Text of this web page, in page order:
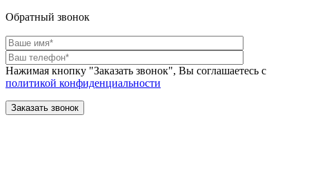
Обратный звонок
Нажимая кнопку "Заказать звонок", Вы соглашаетесь с
политикой конфиденциальности